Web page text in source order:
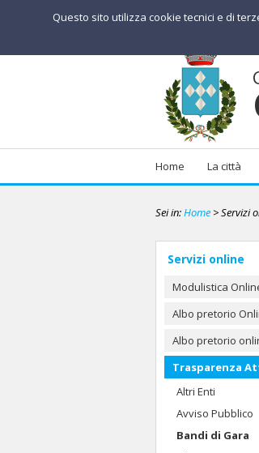
Home La città
Sei in:Home > Servizi
Servizi online
Modulistica
Albo pretorio
Albo pretorio
Trasparenza
Altri Enti
Avviso Pubblico
Bandi di Gara
Questo sito utilizza cookie tecnici e di